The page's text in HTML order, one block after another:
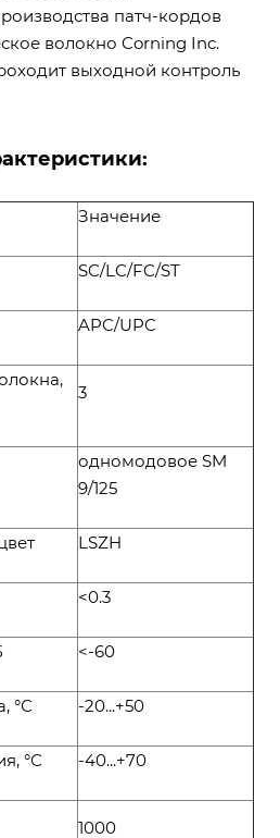
патч-кордов
волокно Corning Inc.
выходной контроль
Значение
SC/LC/FC/ST
APC/UPC
3
одномодовое SM
9/125
LSZH
<0.3
<-60
°С -20...+50
°С -40...+70
1000